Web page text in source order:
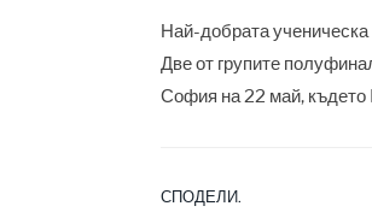
Най-добрата
Две от групите
София на 22 май, където
СПОДЕЛИ.